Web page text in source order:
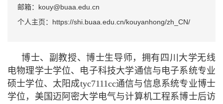
邮箱：kouy@buaa.edu.cn
个人主页：https://shi.buaa.edu.cn/kouyanhong/zh_CN/
博士、副教授、博士生导师，拥有四川大学无线
电物理学士学位、电子科技大学通信与电子系统专业
硕士学位、太阳成tyc7111cc通信与信息系统专业博士
学位，美国迈阿密大学电气与计算机工程系博士后访